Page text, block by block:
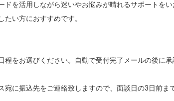
を活用しながら迷いやお悩みが晴れるサポートを
たい方におすすめです。
をお選びください。自動で受付完了メールの後に承
宛に振込先をご連絡致しますので、面談日の3日前ま